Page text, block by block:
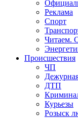
Реклама
Спорт
Читаем.
Происшествия
ЧП
ДТП
Курьезы
Розыск